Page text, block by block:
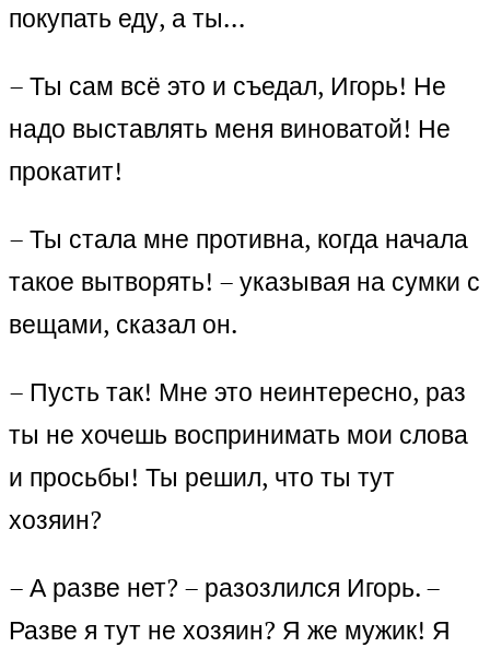
покупать еду, а ты…
– Ты сам всё это и съедал, Игорь! Не
надо выставлять меня виноватой! Не
прокатит!
– Ты стала мне противна, когда начала
такое вытворять! – указывая на сумки с
вещами, сказал он.
– Пусть так! Мне это неинтересно, раз
ты не хочешь воспринимать мои слова
и просьбы! Ты решил, что ты тут
хозяин?
– А разве нет? – разозлился Игорь. –
Разве я тут не хозяин? Я же мужик! Я